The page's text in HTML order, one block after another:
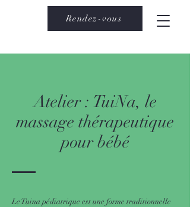
Rendez-vous
Atelier : TuiNa, le
massage thérapeutique
pour bébé
Le Tuina pédiatrique est une forme traditionnelle